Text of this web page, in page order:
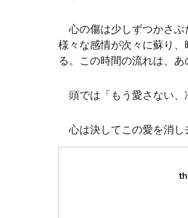
心の傷は少しずつかさぶ
様々な感情が次々に蘇り
る。この時間の流れは、
頭では「もう愛さない、
心は決してこの愛を消し